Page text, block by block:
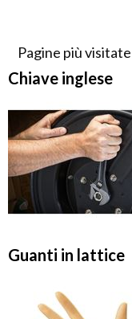
Pagine più
Chiave inglese
Guanti in lattice